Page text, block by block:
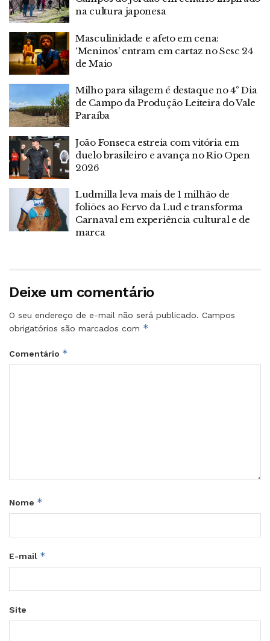
na cultura japonesa
Masculinidade e afeto em cena:
‘Meninos’ entram em cartaz no Sesc 24
de Maio
Milho para silagem é destaque no 4º Dia
de Campo da Produção Leiteira do Vale
Paraíba
João Fonseca estreia com vitória em
duelo brasileiro e avança no Rio Open
2026
Ludmilla leva mais de 1 milhão de
foliões ao Fervo da Lud e transforma
Carnaval em experiência cultural e de
marca
Deixe um comentário
O seu endereço de e-mail não será publicado. Campos
obrigatórios são marcados com *
Comentário *
Nome *
E-mail *
Site